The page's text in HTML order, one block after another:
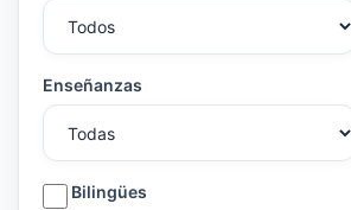
Enseñanzas
Bilingües